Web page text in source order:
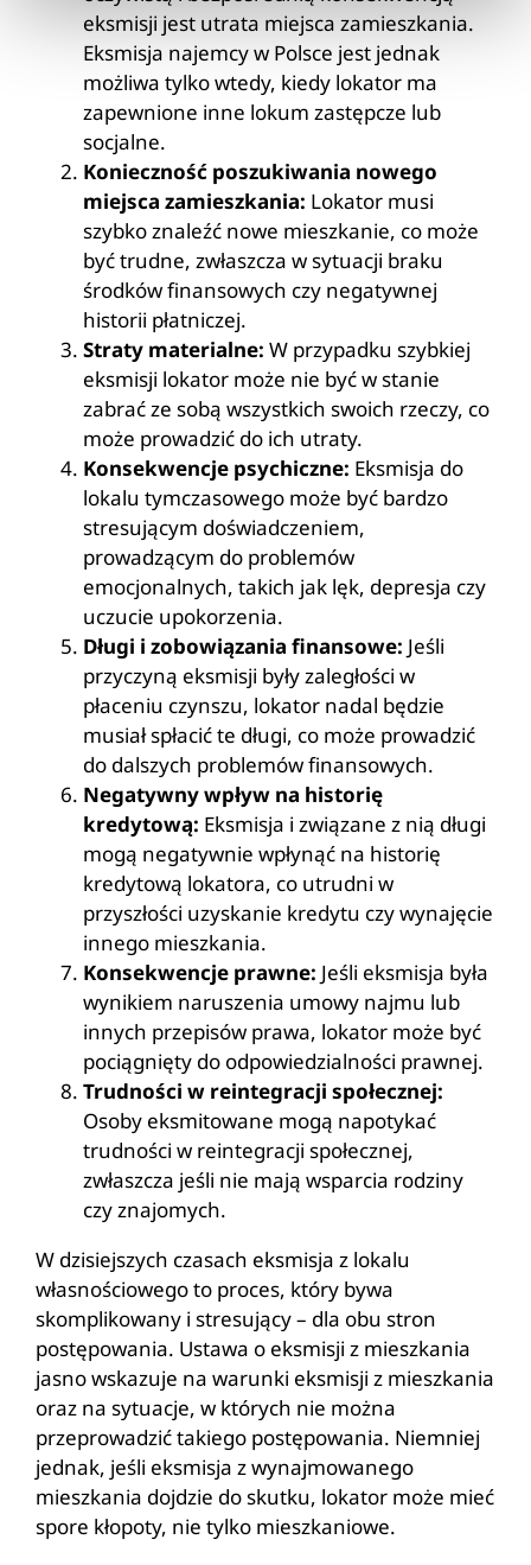
eksmisji jest utrata miejsca zamieszkania.
Eksmisja najemcy w Polsce jest jednak
możliwa tylko wtedy, kiedy lokator ma
zapewnione inne lokum zastępcze lub
socjalne.
Konieczność poszukiwania nowego
miejsca zamieszkania: Lokator musi
szybko znaleźć nowe mieszkanie, co może
być trudne, zwłaszcza w sytuacji braku
środków finansowych czy negatywnej
historii płatniczej.
Straty materialne: W przypadku szybkiej
eksmisji lokator może nie być w stanie
zabrać ze sobą wszystkich swoich rzeczy, co
może prowadzić do ich utraty.
Konsekwencje psychiczne: Eksmisja do
lokalu tymczasowego może być bardzo
stresującym doświadczeniem,
prowadzącym do problemów
emocjonalnych, takich jak lęk, depresja czy
uczucie upokorzenia.
Długi i zobowiązania finansowe: Jeśli
przyczyną eksmisji były zaległości w
płaceniu czynszu, lokator nadal będzie
musiał spłacić te długi, co może prowadzić
do dalszych problemów finansowych.
Negatywny wpływ na historię
kredytową: Eksmisja i związane z nią długi
mogą negatywnie wpłynąć na historię
kredytową lokatora, co utrudni w
przyszłości uzyskanie kredytu czy wynajęcie
innego mieszkania.
Konsekwencje prawne: Jeśli eksmisja była
wynikiem naruszenia umowy najmu lub
innych przepisów prawa, lokator może być
pociągnięty do odpowiedzialności prawnej.
Trudności w reintegracji społecznej:
Osoby eksmitowane mogą napotykać
trudności w reintegracji społecznej,
zwłaszcza jeśli nie mają wsparcia rodziny
czy znajomych.
W dzisiejszych czasach eksmisja z lokalu
własnościowego to proces, który bywa
skomplikowany i stresujący – dla obu stron
postępowania. Ustawa o eksmisji z mieszkania
jasno wskazuje na warunki eksmisji z mieszkania
oraz na sytuacje, w których nie można
przeprowadzić takiego postępowania. Niemniej
jednak, jeśli eksmisja z wynajmowanego
mieszkania dojdzie do skutku, lokator może mieć
spore kłopoty, nie tylko mieszkaniowe.